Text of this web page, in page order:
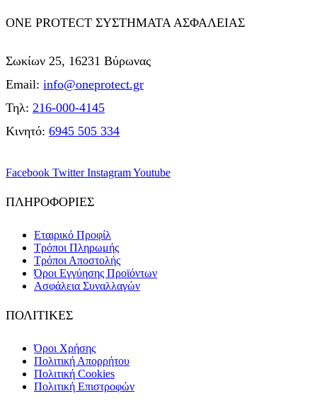
ONE PROTECT ΣΥΣΤΗΜΑΤΑ ΑΣΦΑΛΕΙΑΣ
Σωκίων 25, 16231 Βύρωνας
Email: info@oneprotect.gr
Τηλ: 216-000-4145
Κινητό: 6945 505 334
Facebook Twitter InstagramYoutube
ΠΛΗΡΟΦΟΡΙΕΣ
Εταιρικό Προφίλ
Τρόποι Πληρωμής
Τρόποι Αποστολής
Όροι Εγγύησης Προϊόντων
Ασφάλεια Συναλλαγών
ΠΟΛΙΤΙΚΕΣ
Όροι Χρήσης
Πολιτική Απορρήτου
Πολιτική Cookies
Πολιτική Επιστροφών